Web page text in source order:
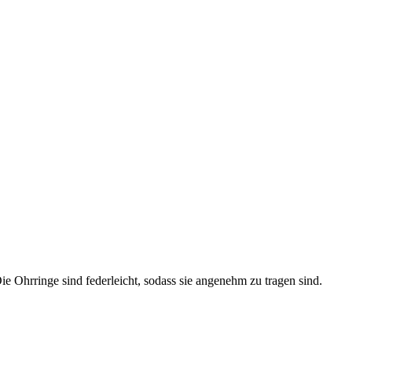
sind federleicht, sodass sie angenehm zu tragen sind.